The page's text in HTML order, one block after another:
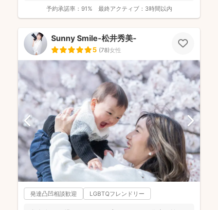
予約承諾率： 91% 最終アクティブ： 3時間以内
Sunny Smile-松井秀美-
5 (78)女性
発達凸凹相談歓迎 LGBTQフレンドリー